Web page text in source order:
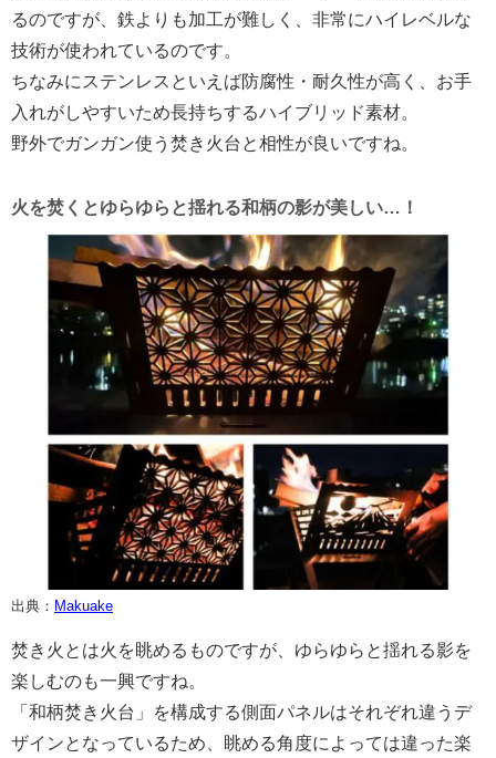
るのですが、鉄よりも加工が難しく、非常にハイレベルな
技術が使われているのです。
ちなみにステンレスといえば防腐性・耐久性が高く、お手
入れがしやすいため長持ちするハイブリッド素材。
野外でガンガン使う焚き火台と相性が良いですね。
火を焚くとゆらゆらと揺れる和柄の影が美しい…！
出典： Makuake
焚き火とは火を眺めるものですが、ゆらゆらと揺れる影を
楽しむのも一興ですね。
「和柄焚き火台」を構成する側面パネルはそれぞれ違うデ
ザインとなっているため、眺める角度によっては違った楽